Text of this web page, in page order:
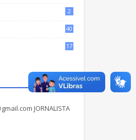
2
40
17
JORNALISTA